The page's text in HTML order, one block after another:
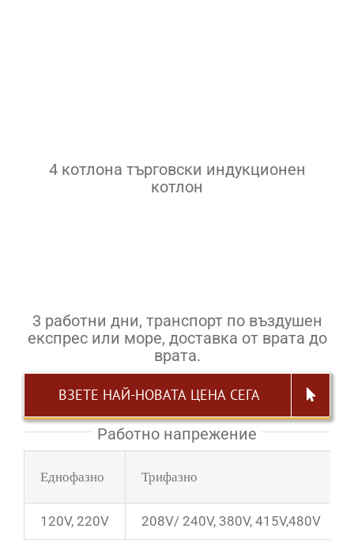
4 котлона търговски индукционен
котлон
3 работни дни, транспорт по въздушен
експрес или море, доставка от врата до
врата.
ВЗЕТЕ НАЙ-НОВАТА ЦЕНА СЕГА
Работно напрежение
Еднофазно Трифазно
120V, 220V 208V/ 240V, 380V, 415V,480V